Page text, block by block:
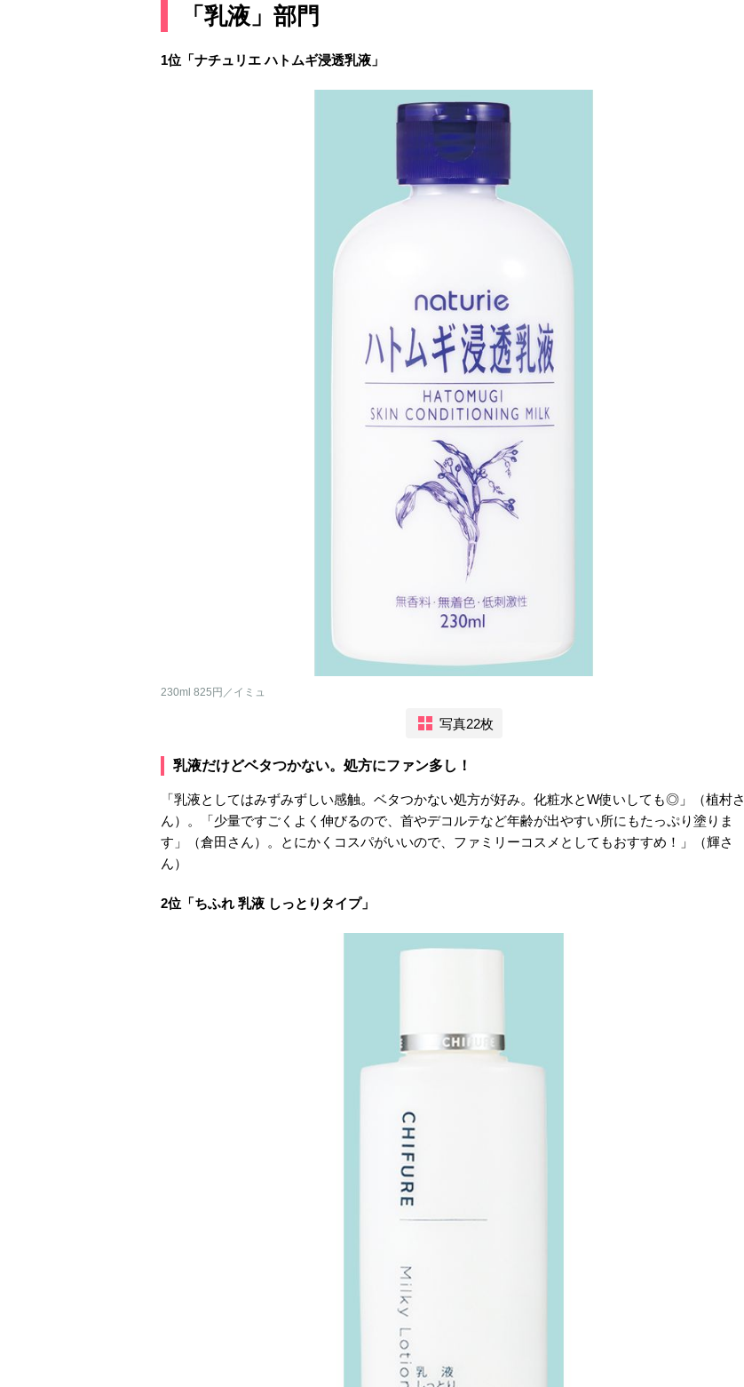
「乳液」部門
1位「ナチュリエ ハトムギ浸透乳液」
230ml 825円／イミュ
写真22枚
乳液だけどベタつかない。処方にファン多し！
「乳液としてはみずみずしい感触。ベタつかない処方が好み。化粧水とW使いしても◎」（植村さ
ん）。「少量ですごくよく伸びるので、首やデコルテなど年齢が出やすい所にもたっぷり塗りま
す」（倉田さん）。とにかくコスパがいいので、ファミリーコスメとしてもおすすめ！」（輝さ
ん）
2位「ちふれ 乳液 しっとりタイプ」